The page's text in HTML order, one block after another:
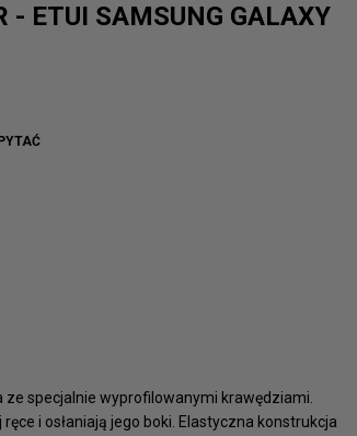
- ETUI SAMSUNG GALAXY
specjalnie wyprofilowanymi krawędziami.
i osłaniają jego boki. Elastyczna konstrukcja